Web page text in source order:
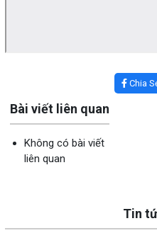
Chia
Bài viết liên quan
Không có bài viết
liên quan
Tin